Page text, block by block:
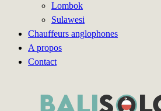
Lombok
Sulawesi
Chauffeurs anglophones
A propos
Contact